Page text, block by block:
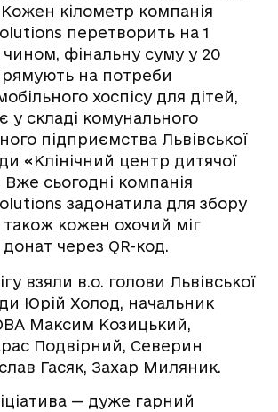
Кожен кілометр компанія
перетворить на 1
фінальну суму у 20
на потреби
хоспісу для дітей,
у складі комунального
підприємства Львівської
«Клінічний центр дитячої
сьогодні компанія
задонатила для збору
також кожен охочий міг
через QR-код.
взяли в.о. голови Львівської
Юрій Холод, начальник
Максим Козицький,
Подвірний, Северин
Гасяк, Захар Миляник.
— дуже гарний